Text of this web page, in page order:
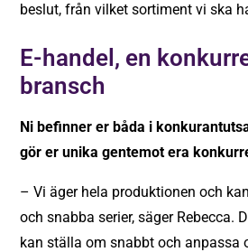
beslut, från vilket sortiment vi ska
E-handel, en
bransch
Ni befinner er båda i
gör er unika gentemot era
– Vi äger hela produktionen och
och snabba serier, säger Rebecca.
kan ställa om snabbt och anpassa